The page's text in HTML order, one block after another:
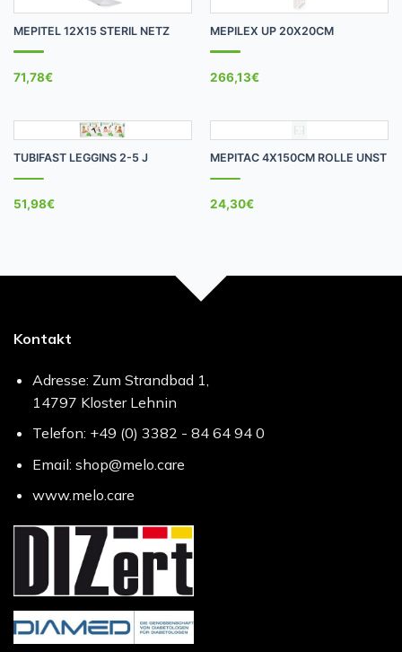
MEPITEL 12X15 STERIL NETZ
71,78€
MEPILEX UP 20X20CM
266,13€
TUBIFAST LEGGINS 2-5 J
51,98€
MEPITAC 4X150CM ROLLE UNST
24,30€
Kontakt
Adresse: Zum Strandbad 1,
14797 Kloster Lehnin
Telefon: +49 (0) 3382 - 84 64 94 0
Email: shop@melo.care
www.melo.care